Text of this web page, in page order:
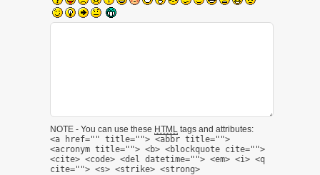
NOTE - You can use these HTML tags and attributes:
<a href="" title=""> <abbr title="">
<acronym title=""> <b> <blockquote cite="">
<cite> <code> <del datetime=""> <em> <i> <q
cite=""> <s> <strike> <strong>